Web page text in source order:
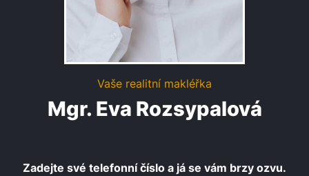
Vaše realitní makléřka
Mgr. Eva Rozsypalová
Zadejte své telefonní číslo a já se vám brzy ozvu.